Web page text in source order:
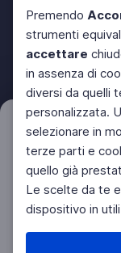
Premendo
strumenti
accettare
in assenza di
diversi da quelli
personalizzata.
selezionare in
terze parti e
quello già
Le scelte da te
dispositivo in
Filtri